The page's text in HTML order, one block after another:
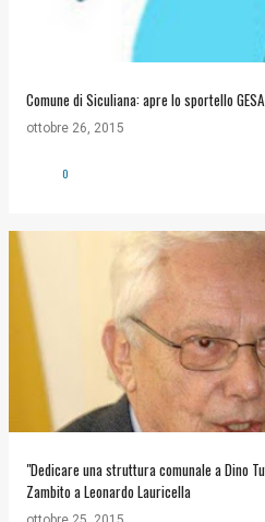
Comune di Siculiana: apre lo sportello
ottobre 26, 2015
0
"Dedicare una struttura comunale a Dino
Zambito a Leonardo Lauricella